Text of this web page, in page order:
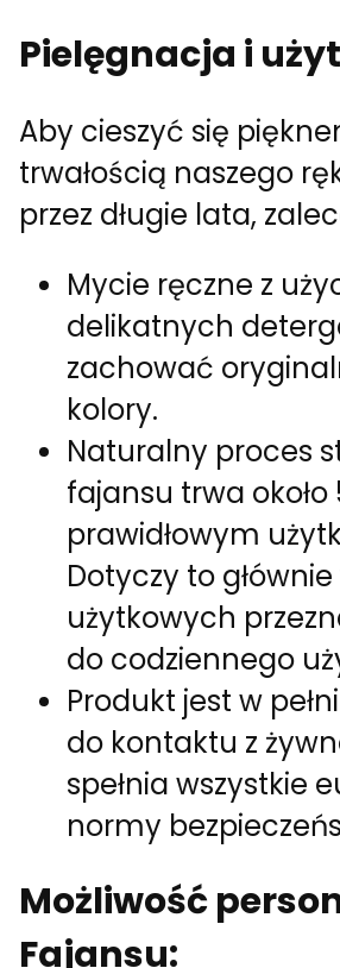
Pielęgnacja i
Aby cieszyć się
trwałością naszego
przez długie lata,
Mycie ręczne z
delikatnych
zachować
kolory.
Naturalny proces
fajansu trwa około
prawidłowym
Dotyczy to
użytkowych
do codziennego
Produkt jest w
do kontaktu z
spełnia wszystkie
normy
Możliwość
Fajansu: